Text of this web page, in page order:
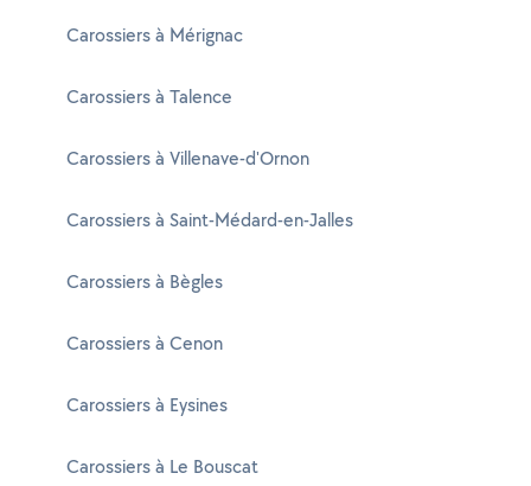
Carossiers à Mérignac
Carossiers à Talence
Carossiers à Villenave-d'Ornon
Carossiers à Saint-Médard-en-Jalles
Carossiers à Bègles
Carossiers à Cenon
Carossiers à Eysines
Carossiers à Le Bouscat